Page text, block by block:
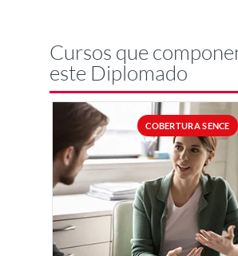
Cursos que
este Diplomado
COBERTURA SENCE